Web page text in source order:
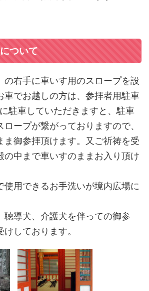
ついて
の右手に車いす用のスロープを設
車でお越しの方は、参拝者用駐車
駐車していただきますと、駐車
ープが繋がっておりますので、
ま御参拝頂けます。又ご祈祷を受
の中まで車いすのままお入り頂け
使用できるお手洗いが境内広場に
聴導犬、介護犬を伴っての御参
しております。